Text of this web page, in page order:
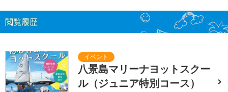
閲覧履歴
八景島マリーナヨットスクー
ル（ジュニア特別コース）